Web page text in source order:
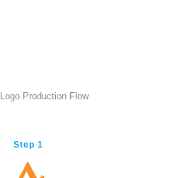
Logo Production Flow
Step 1